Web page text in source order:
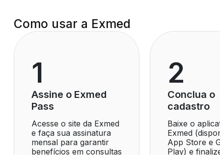
Como usar a Exmed
Assine o Exmed
Pass
Acesse o site da Exmed
e faça sua assinatura
mensal para garantir
benefícios em consultas
Conclua o
cadastro
Baixe o
Exmed
App Store e
Play) e